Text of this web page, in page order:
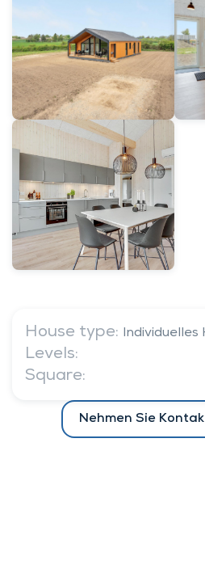
Nehmen Sie
House type: Individuelles
Levels:
Square: